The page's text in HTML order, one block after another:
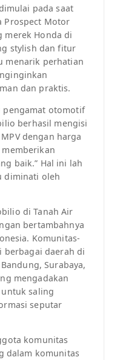
pada saat
Prospect Motor
merek Honda di
stylish dan fitur
menarik perhatian
dan praktis.
pengamat otomotif
berhasil mengisi
dengan harga
baik.” Hal ini lah
diminati oleh
di Tanah Air
bertambahnya
Komunitas-
berbagai daerah di
Surabaya,
mengadakan
saling
seputar
komunitas
dalam komunitas